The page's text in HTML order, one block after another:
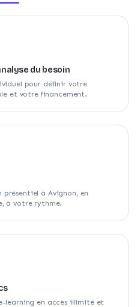
du besoin
pour définir votre
et votre financement.
à Avignon, en
à votre rythme.
learning en accès illimité et